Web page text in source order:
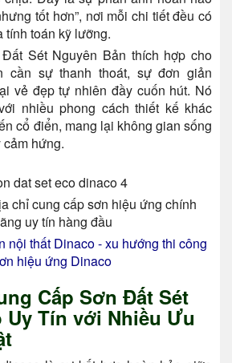
tốt hơn”, nơi mỗi chi tiết đều có
tính toán kỹ lưỡng.
Sét Nguyên Bản thích hợp cho
cần sự thanh thoát, sự đơn giản
vẻ đẹp tự nhiên đầy cuốn hút. Nó
nhiều phong cách thiết kế khác
cổ điển, mang lại không gian sống
hứng.
chỉ cung cấp sơn hiệu ứng chính
uy tín hàng đầu
nội thất Dinaco - xu hướng thi công
hiệu ứng Dinaco
Cấp Sơn Đất Sét
Uy Tín với Nhiều Ưu